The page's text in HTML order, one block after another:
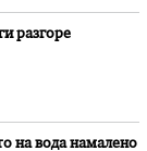
разгоре
на вода намалено